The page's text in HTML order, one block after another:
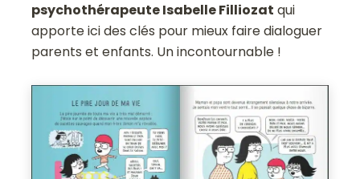
psychothérapeute Isabelle Filliozat qui
apporte ici des clés pour mieux faire dialoguer
parents et enfants. Un incontournable !